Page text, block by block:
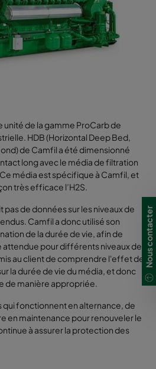
de la gamme ProCarb de
HDB (Horizontal Deep Bed,
de Camfil a été dimensionné
long avec le média de filtration
média est spécifique à Camfil, et
très efficace l’H2S.
de données sur les niveaux de
Camfil a donc utilisé son
de la durée de vie, afin de
attendue pour différents niveaux de
au client de comprendre l'effet de
la durée de vie du média, et donc
de manière appropriée.
qui fonctionnent en alternance, de
en maintenance pour renouveler le
à assurer la protection des
Nous contacter